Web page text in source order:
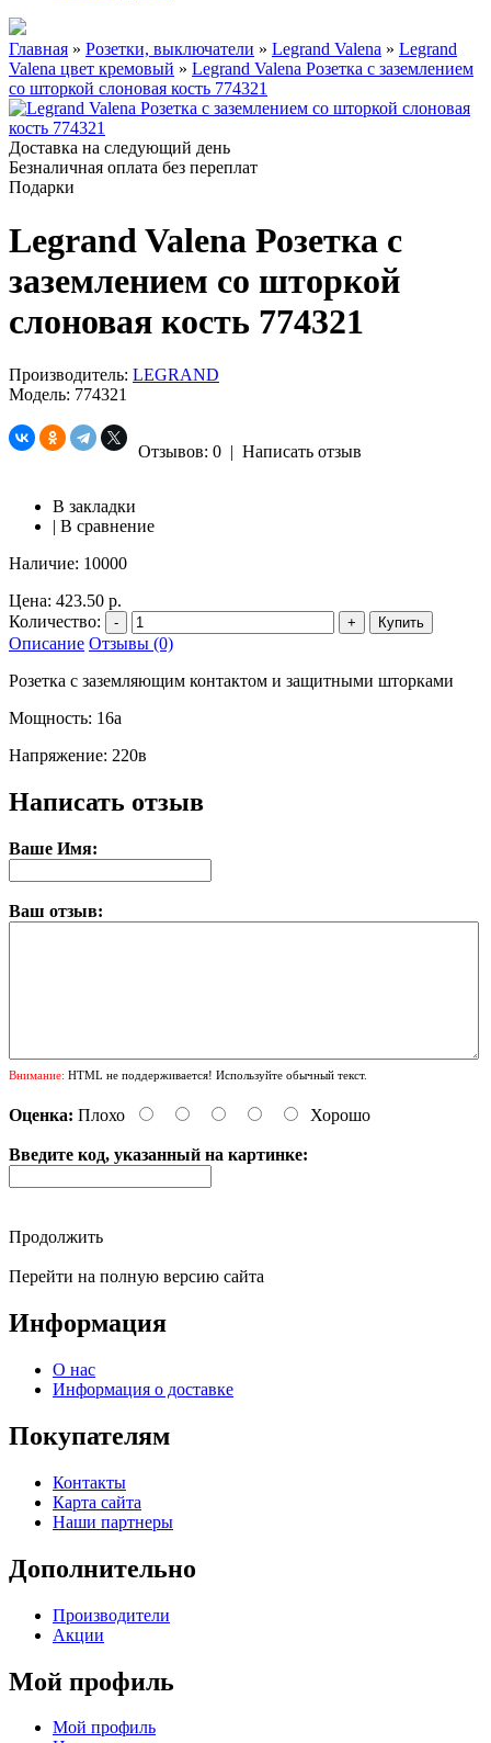
Главная » Розетки, выключатели » Legrand Valena » Legrand
Valena цвет кремовый » Legrand Valena Розетка с заземлением
со шторкой слоновая кость 774321
Доставка на следующий день
Безналичная оплата без переплат
Подарки
Legrand Valena Розетка с
заземлением со шторкой
слоновая кость 774321
Производитель: LEGRAND
Модель: 774321
Отзывов: 0 | Написать отзыв
В закладки
| В сравнение
Наличие: 10000
Цена: 423.50 р.
Количество:
- + Купить
Описание Отзывы (0)
Розетка с заземляющим контактом и защитными шторками
Мощность: 16а
Напряжение: 220в
Написать отзыв
Ваше Имя:
Ваш отзыв:
Внимание: HTML не поддерживается! Используйте обычный текст.
Оценка: Плохо Хорошо
Введите код, указанный на картинке:
Продолжить
Перейти на полную версию сайта
Информация
О нас
Информация о доставке
Покупателям
Контакты
Карта сайта
Наши партнеры
Дополнительно
Производители
Акции
Мой профиль
Мой профиль